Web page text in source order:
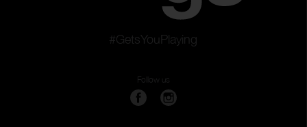
#GetsYouPlaying
Follow us